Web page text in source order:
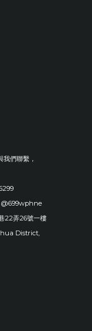
我們聯繫，
22弄26號一樓
District,